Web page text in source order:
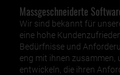
Massgeschneiderte
Wir sind bekannt für
eine hohe
Bedürfnisse und
eng mit ihnen zusammen,
entwickeln, die ihren